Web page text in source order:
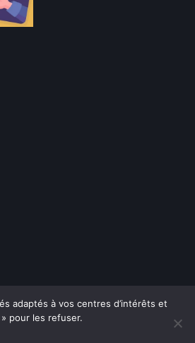
adaptés à vos centres d’intérêts et
pour les refuser.